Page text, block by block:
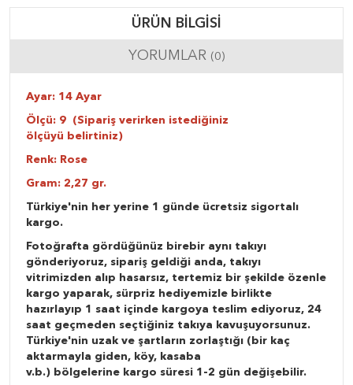
ÜRÜN BILGISI
YORUMLAR (0)
Ayar: 14 Ayar
Ölçü: 9 (Sipariş verirken istediğiniz
ölçüyü belirtiniz)
Renk: Rose
Gram: 2,27 gr.
Türkiye'nin her yerine 1 günde ücretsiz sigortalı
kargo.
Fotoğrafta gördüğünüz birebir aynı takıyı
gönderiyoruz, sipariş geldiği anda, takıyı
vitrimizden alıp hasarsız, tertemiz bir şekilde özenle
kargo yaparak, sürpriz hediyemizle birlikte
hazırlayıp 1 saat içinde kargoya teslim ediyoruz, 24
saat geçmeden seçtiğiniz takıya kavuşuyorsunuz.
Türkiye'nin uzak ve şartların zorlaştığı (bir kaç
aktarmayla giden, köy, kasaba
v.b.) bölgelerine kargo süresi 1-2 gün değişebilir.